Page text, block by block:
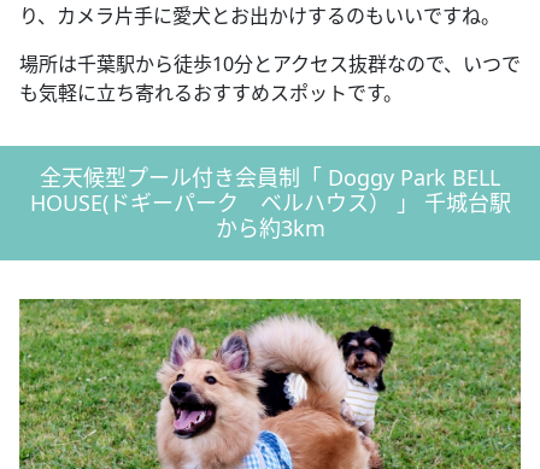
り、カメラ片手に愛犬とお出かけするのもいいですね。
場所は千葉駅から徒歩10分とアクセス抜群なので、いつで
も気軽に立ち寄れるおすすめスポットです。
全天候型プール付き会員制「 Doggy Park BELL
HOUSE(ドギーパーク ベルハウス） 」 千城台駅
から約3km